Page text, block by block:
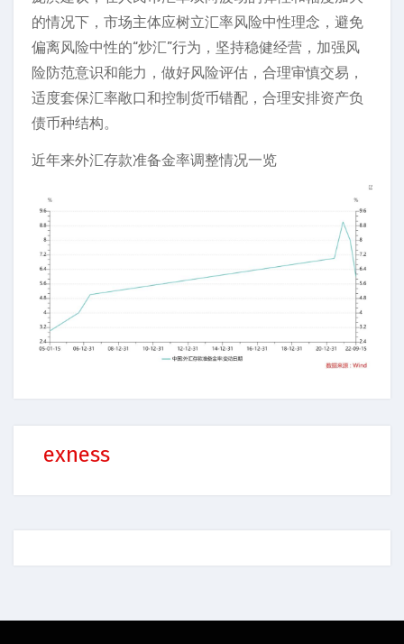
的情况下，市场主体应树立汇率风险中性理念，避免
偏离风险中性的“炒汇”行为，坚持稳健经营，加强风
险防范意识和能力，做好风险评估，合理审慎交易，
适度套保汇率敞口和控制货币错配，合理安排资产负
债币种结构。
近年来外汇存款准备金率调整情况一览
exness